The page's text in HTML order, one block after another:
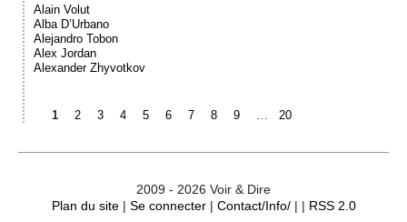
Alain Volut
Alba D’Urbano
Alejandro Tobon
Alex Jordan
Alexander Zhyvotkov
1 2 3 4 5 6 7 8 9 … 20
2009 - 2026 Voir & Dire
Plan du site| Se connecter| Contact/Info/| | RSS 2.0